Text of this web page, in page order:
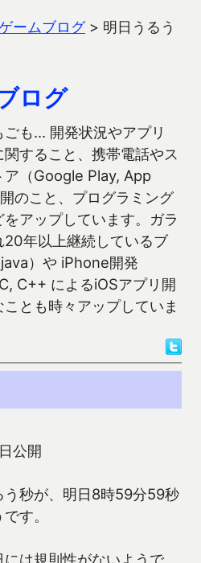
ームブログ> 明日うるう
ログ
も… 開発状況やアプリ
関すること、携帯電話やス
ア（Google Play, App
のこと、プログラミング
アップしています。ガラ
年以上継続しているブ
）や iPhone開発
C++ によるiOSアプリ開
とも時々アップしていま
公開
う秒が、明日8時59分59秒
す。
は規則性がないようで、